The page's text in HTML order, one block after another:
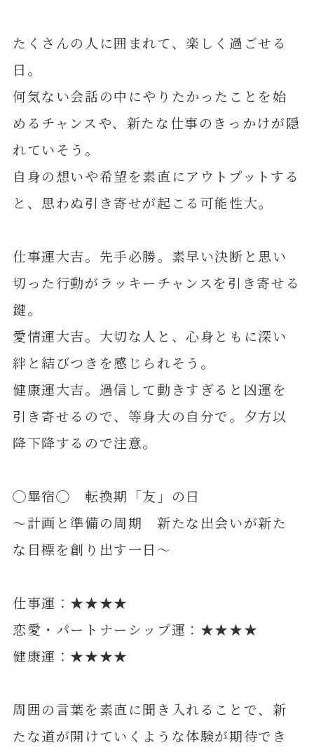
たくさんの人に囲まれて、楽しく過ごせる
日。
何気ない会話の中にやりたかったことを始
めるチャンスや、新たな仕事のきっかけが隠
れていそう。
自身の想いや希望を素直にアウトプットする
と、思わぬ引き寄せが起こる可能性大。
仕事運大吉。先手必勝。素早い決断と思い
切った行動がラッキーチャンスを引き寄せる
鍵。
愛情運大吉。大切な人と、心身ともに深い
絆と結びつきを感じられそう。
健康運大吉。過信して動きすぎると凶運を
引き寄せるので、等身大の自分で。夕方以
降下降するので注意。
◯畢宿◯ 転換期「友」の日
～計画と準備の周期 新たな出会いが新た
な目標を創り出す一日～
仕事運：★★★★
恋愛・パートナーシップ運：★★★★
健康運：★★★★
周囲の言葉を素直に聞き入れることで、新
たな道が開けていくような体験が期待でき